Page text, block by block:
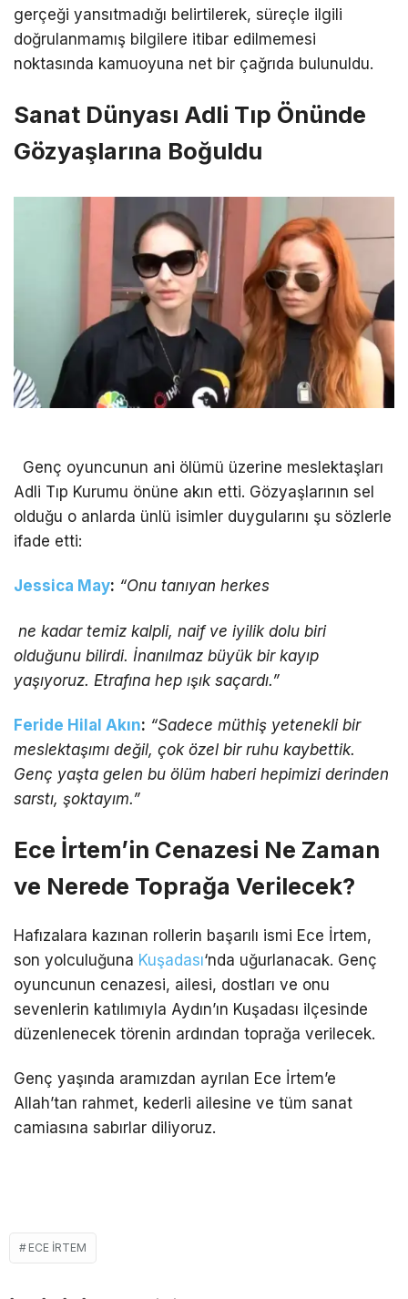
gerçeği yansıtmadığı belirtilerek, süreçle ilgili
doğrulanmamış bilgilere itibar edilmemesi
noktasında kamuoyuna net bir çağrıda bulunuldu.
Sanat Dünyası Adli Tıp Önünde
Gözyaşlarına Boğuldu
Genç oyuncunun ani ölümü üzerine meslektaşları
Adli Tıp Kurumu önüne akın etti. Gözyaşlarının sel
olduğu o anlarda ünlü isimler duygularını şu sözlerle
ifade etti:
Jessica May: “Onu tanıyan herkes
ne kadar temiz kalpli, naif ve iyilik dolu biri
olduğunu bilirdi. İnanılmaz büyük bir kayıp
yaşıyoruz. Etrafına hep ışık saçardı.”
Feride Hilal Akın: “Sadece müthiş yetenekli bir
meslektaşımı değil, çok özel bir ruhu kaybettik.
Genç yaşta gelen bu ölüm haberi hepimizi derinden
sarstı, şoktayım.”
Ece İrtem’in Cenazesi Ne Zaman
ve Nerede Toprağa Verilecek?
Hafızalara kazınan rollerin başarılı ismi Ece İrtem,
son yolculuğuna Kuşadası‘nda uğurlanacak. Genç
oyuncunun cenazesi, ailesi, dostları ve onu
sevenlerin katılımıyla Aydın’ın Kuşadası ilçesinde
düzenlenecek törenin ardından toprağa verilecek.
Genç yaşında aramızdan ayrılan Ece İrtem’e
Allah’tan rahmet, kederli ailesine ve tüm sanat
camiasına sabırlar diliyoruz.
ECE IRTEM